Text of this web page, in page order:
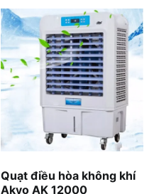
Quạt điều hòa không khí
Akyo AK 12000